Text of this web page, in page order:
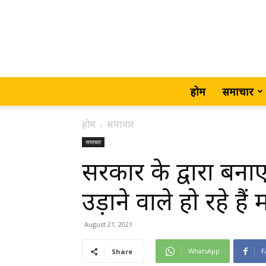
होम समाचार
होम समाचार
समाचार
सरकार के द्वारा
उड़ाने वाले हो रहे हैं
August 21, 2021
Share WhatsApp